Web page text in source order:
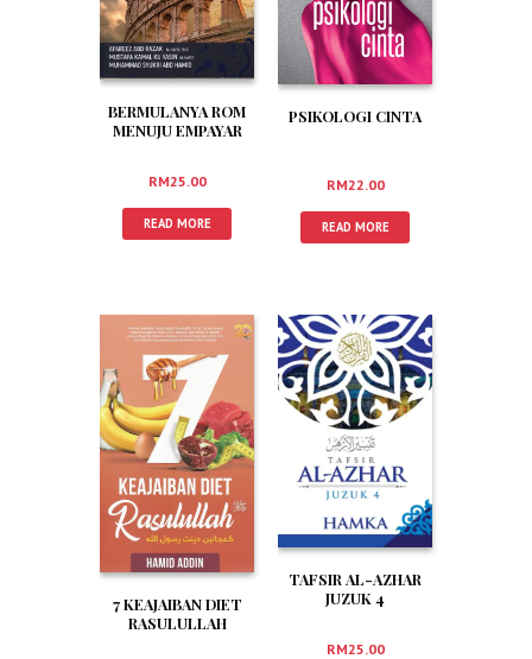
BERMULANYA ROM
MENUJU EMPAYAR
RM25.00
READ MORE
PSIKOLOGI CINTA
RM22.00
READ MORE
7 KEAJAIBAN DIET
RASULULLAH
TAFSIR AL-AZHAR
JUZUK 4
RM25.00